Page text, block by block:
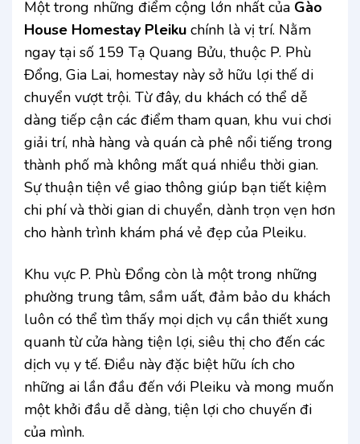
Một trong những điểm cộng lớn nhất của Gào
House Homestay Pleiku chính là vị trí. Nằm
ngay tại số 159 Tạ Quang Bửu, thuộc P. Phù
Đổng, Gia Lai, homestay này sở hữu lợi thế di
chuyển vượt trội. Từ đây, du khách có thể dễ
dàng tiếp cận các điểm tham quan, khu vui chơi
giải trí, nhà hàng và quán cà phê nổi tiếng trong
thành phố mà không mất quá nhiều thời gian.
Sự thuận tiện về giao thông giúp bạn tiết kiệm
chi phí và thời gian di chuyển, dành trọn vẹn hơn
cho hành trình khám phá vẻ đẹp của Pleiku.
Khu vực P. Phù Đổng còn là một trong những
phường trung tâm, sầm uất, đảm bảo du khách
luôn có thể tìm thấy mọi dịch vụ cần thiết xung
quanh từ cửa hàng tiện lợi, siêu thị cho đến các
dịch vụ y tế. Điều này đặc biệt hữu ích cho
những ai lần đầu đến với Pleiku và mong muốn
một khởi đầu dễ dàng, tiện lợi cho chuyến đi
của mình.